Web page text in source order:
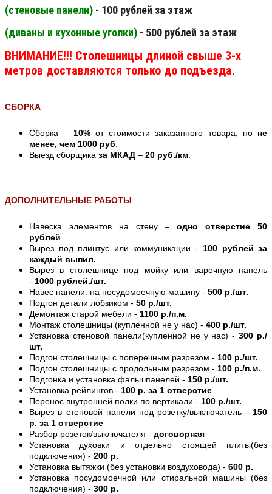
(стеновые панели) - 100 рублей за этаж
(диваны и кухонные уголки) - 500 рублей за этаж
ВНИМАНИЕ!!! Столешницы длиной свыше 3-х
метров доставляются только до подъезда.
СБОРКА
Сборка – 10%от стоимости заказанного товара, но не
менее, чем 1000 руб
Выезд сборщика за МКАД – 20 руб./км
ДОПОЛНИТЕЛЬНЫЕ РАБОТЫ
Навеска элементов на стену –одно отверстие 50
рублей
Вырез под плинтус или коммуникации - 100 рублей за
каждый выпил.
Вырез в столешнице под мойку или варочную панель
- 1000 рублей./шт.
Навес панели. на посудомоечную машину - 500 р./шт.
Подгон детали лобзиком - 50 р./шт.
Демонтаж старой мебели - 1100 р./п.м.
Монтаж столешницы (купленной не у нас) - 400 р./шт.
Установка стеновой панели(купленной не у нас) -300 р./
шт.
Подгон столешницы с поперечным разрезом - 100 р./шт.
Подгон столешницы с продольным разрезом - 100 р./п.м.
Подгонка и установка фальшпанелей - 150 р./шт.
Установка рейлингов - 100 р. за 1 отверстие
Перенос внутренней полки по вертикали - 100 р./шт.
Вырез в стеновой панели под розетку/выключатель - 150
р. за 1 отверстие
Разбор розеток/выключателя - договорная
Установка духовки и отдельно стоящей плиты(без
подключения) - 200 р.
Установка вытяжки (без установки воздуховода) - 600 р.
Установка посудомоечной или стиральной машины (без
подключения) - 300 р.